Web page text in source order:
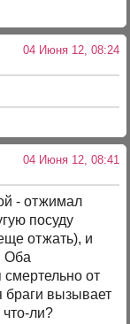
04 Июня 12, 08:24
04 Июня 12, 08:41
- отжимал
посуду
отжать), и
Оба
смертельно от
браги вызывает
ли?